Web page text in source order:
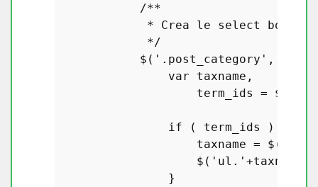
/**
* Crea le select box
             */
            $(
'.post_category' ,
var taxname,
                    term_ids = $(
if ( term_ids ) {
                    taxname = $(
                    $(
'ul.' +taxname+
                }